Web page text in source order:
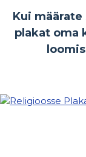
Kui
plakat oma